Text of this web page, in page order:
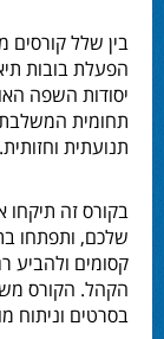
בין שלל קורסים
הפעלת בובות
יסודות השפה
תחומית המשלבת
תנועתית וחזותית.
בקורס זה
שלכם, ותפתחו
קסומים ולהביע
הקהל. הקורס
בסרטים וניתוח